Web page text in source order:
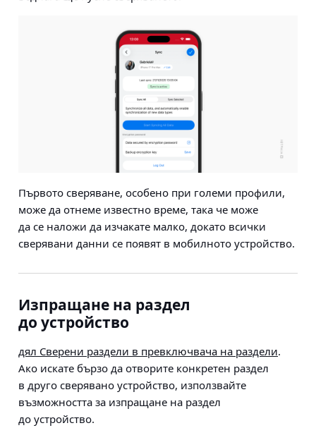
Първото сверяване, особено при големи профили,
може да отнеме известно време, така че може
да се наложи да изчакате малко, докато всички
сверявани данни се появят в мобилното устройство.
Изпращане на раздел
до устройство
дял Сверени раздели в превключвача на раздели.
Ако искате бързо да отворите конкретен раздел
в друго сверявано устройство, използвайте
възможността за изпращане на раздел
до устройство.